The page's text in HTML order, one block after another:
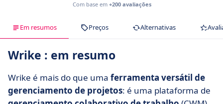
Com base em +200 avaliações
Em resumos Preços Alternativas
Wrike : em resumo
Wrike é mais do que uma ferramenta versátil de
gerenciamento de projetos: é uma plataforma de